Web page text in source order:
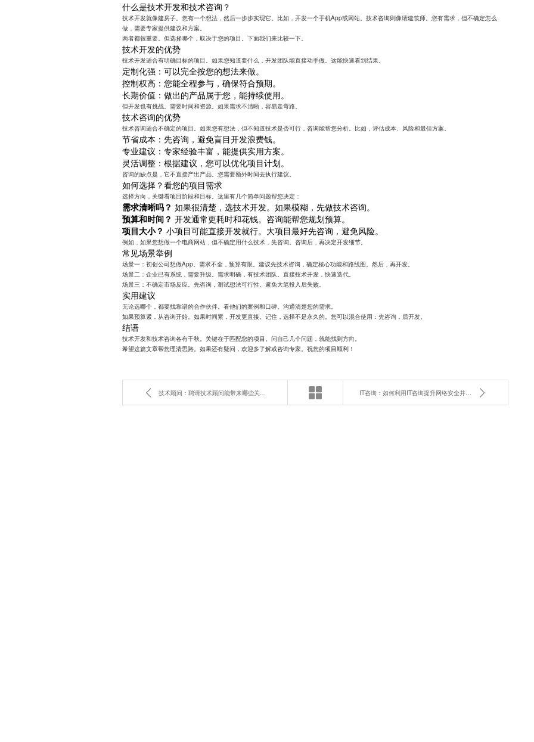
什么是技术开发和技术咨询？
技术开发就像建房子。您有一个想法，然后一步步实现它。比如，开发一个手机App或网站。技术咨询则像请建筑师。您有需求，但不确定怎么
做，需要专家提供建议和方案。
两者都很重要。但选择哪个，取决于您的项目。下面我们来比较一下。
技术开发的优势
技术开发适合有明确目标的项目。如果您知道要什么，开发团队能直接动手做。这能快速看到结果。
定制化强：可以完全按您的想法来做。
控制权高：您能全程参与，确保符合预期。
长期价值：做出的产品属于您，能持续使用。
但开发也有挑战。需要时间和资源。如果需求不清晰，容易走弯路。
技术咨询的优势
技术咨询适合不确定的项目。如果您有想法，但不知道技术是否可行，咨询能帮您分析。比如，评估成本、风险和最佳方案。
节省成本：先咨询，避免盲目开发浪费钱。
专业建议：专家经验丰富，能提供实用方案。
灵活调整：根据建议，您可以优化项目计划。
咨询的缺点是，它不直接产出产品。您需要额外时间去执行建议。
如何选择？看您的项目需求
选择方向，关键看项目阶段和目标。这里有几个简单问题帮您决定：
需求清晰吗？ 如果很清楚，选技术开发。如果模糊，先做技术咨询。
预算和时间？ 开发通常更耗时和花钱。咨询能帮您规划预算。
项目大小？ 小项目可能直接开发就行。大项目最好先咨询，避免风险。
例如，如果您想做一个电商网站，但不确定用什么技术，先咨询。咨询后，再决定开发细节。
常见场景举例
场景一：初创公司想做App。需求不全，预算有限。建议先技术咨询，确定核心功能和路线图。然后，再开发。
场景二：企业已有系统，需要升级。需求明确，有技术团队。直接技术开发，快速迭代。
场景三：不确定市场反应。先咨询，测试想法可行性。避免大笔投入后失败。
实用建议
无论选哪个，都要找靠谱的合作伙伴。看他们的案例和口碑。沟通清楚您的需求。
如果预算紧，从咨询开始。如果时间紧，开发更直接。记住，选择不是永久的。您可以混合使用：先咨询，后开发。
结语
技术开发和技术咨询各有千秋。关键在于匹配您的项目。问自己几个问题，就能找到方向。
希望这篇文章帮您理清思路。如果还有疑问，欢迎多了解或咨询专家。祝您的项目顺利！
技术顾问：聘请技术顾问能带来哪些关键优势？